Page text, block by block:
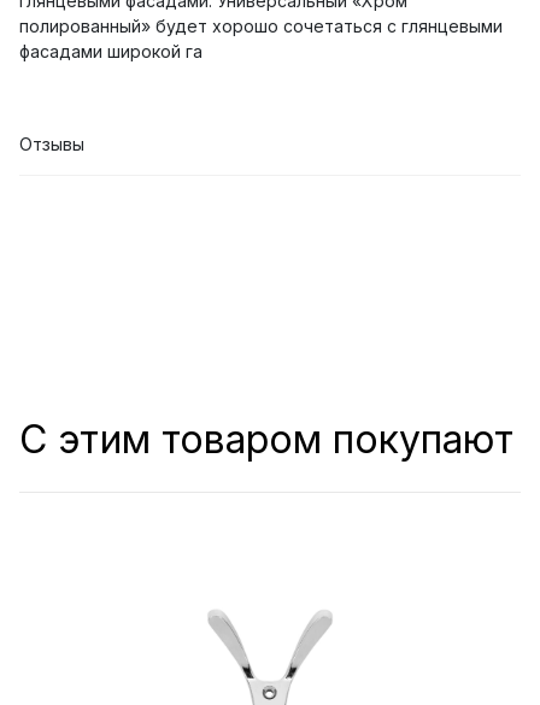
полированный» будет хорошо сочетаться с глянцевыми
фасадами широкой га
Отзывы
С этим товаром покупают